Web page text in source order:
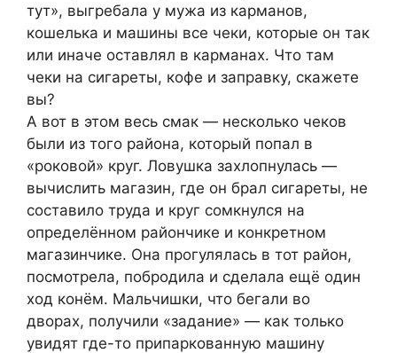
тут», выгребала у мужа из карманов,
кошелька и машины все чеки, которые он так
или иначе оставлял в карманах. Что там
чеки на сигареты, кофе и заправку, скажете
вы?
А вот в этом весь смак — несколько чеков
были из того района, который попал в
«роковой» круг. Ловушка захлопнулась —
вычислить магазин, где он брал сигареты, не
составило труда и круг сомкнулся на
определённом райончике и конкретном
магазинчике. Она прогулялась в тот район,
посмотрела, побродила и сделала ещё один
ход конём. Мальчишки, что бегали во
дворах, получили «задание» — как только
увидят где-то припаркованную машину